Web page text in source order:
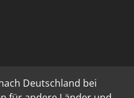
Deutschland bei